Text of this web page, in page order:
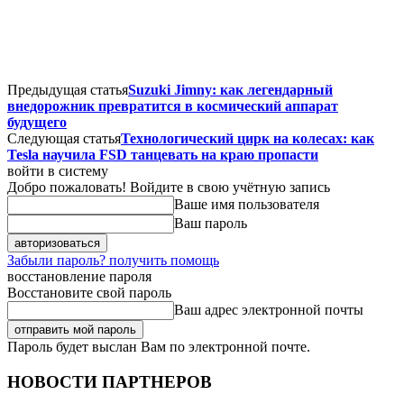
Предыдущая статьяSuzuki Jimny: как легендарный
внедорожник превратится в космический аппарат
будущего
Следующая статьяТехнологический цирк на колесах: как
Tesla научила FSD танцевать на краю пропасти
войти в систему
Добро пожаловать! Войдите в свою учётную запись
Ваше имя пользователя
Ваш пароль
Забыли пароль? получить помощь
восстановление пароля
Восстановите свой пароль
Ваш адрес электронной почты
Пароль будет выслан Вам по электронной почте.
НОВОСТИ ПАРТНЕРОВ